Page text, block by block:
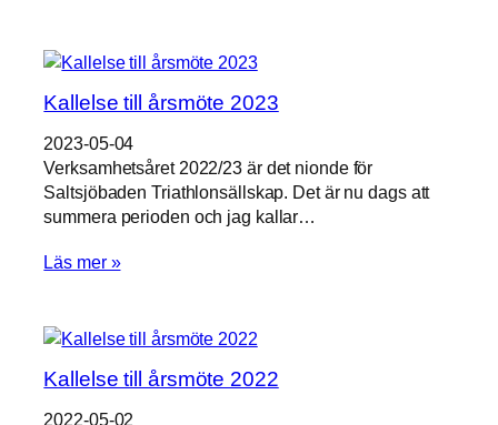
Kallelse till årsmöte 2023
2023-05-04
Verksamhetsåret 2022/23 är det nionde för
Saltsjöbaden Triathlonsällskap. Det är nu dags att
summera perioden och jag kallar…
Läs mer »
Kallelse till årsmöte 2022
2022-05-02